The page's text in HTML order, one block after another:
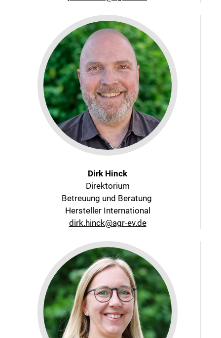
Dirk Hinck
Direktorium
Betreuung und Beratung
Hersteller International
dirk.hinck@agr-ev.de